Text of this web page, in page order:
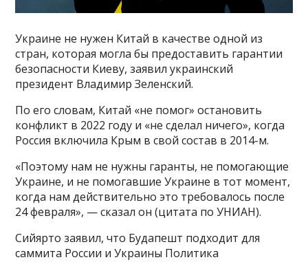
Украине не нужен Китай в качестве одной из
стран, которая могла бы предоставить гарантии
безопасности Киеву, заявил украинский
президент Владимир Зеленский.
По его словам, Китай «не помог» остановить
конфликт в 2022 году и «не сделал ничего», когда
Россия включила Крым в свой состав в 2014-м.
«Поэтому нам не нужны гаранты, не помогающие
Украине, и не помогавшие Украине в тот момент,
когда нам действительно это требовалось после
24 февраля», — сказал он (цитата по УНИАН).
Сийярто заявил, что Будапешт подходит для
саммита России и Украины Политика